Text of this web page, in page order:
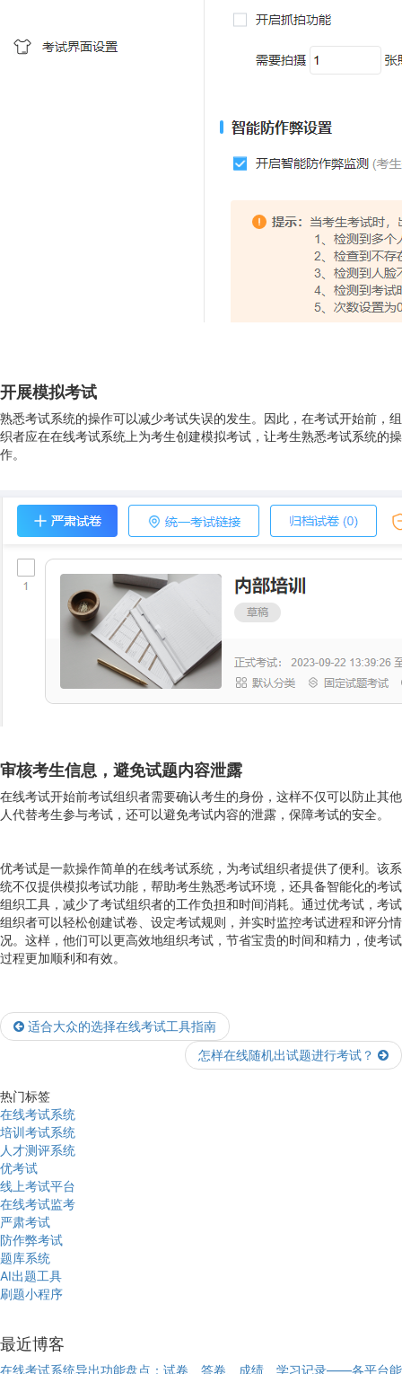
开展模拟考试
熟悉考试系统的操作可以减少考试失误的发生。因此，在考试开始前，组
织者应在在线考试系统上为考生创建模拟考试，让考生熟悉考试系统的操
作。
审核考生信息，避免试题内容泄露
在线考试开始前考试组织者需要确认考生的身份，这样不仅可以防止其他
人代替考生参与考试，还可以避免考试内容的泄露，保障考试的安全。
优考试是一款操作简单的在线考试系统，为考试组织者提供了便利。该系
统不仅提供模拟考试功能，帮助考生熟悉考试环境，还具备智能化的考试
组织工具，减少了考试组织者的工作负担和时间消耗。通过优考试，考试
组织者可以轻松创建试卷、设定考试规则，并实时监控考试进程和评分情
况。这样，他们可以更高效地组织考试，节省宝贵的时间和精力，使考试
过程更加顺利和有效。
适合大众的选择在线考试工具指南
怎样在线随机出试题进行考试？
热门标签
在线考试系统
培训考试系统
人才测评系统
优考试
线上考试平台
在线考试监考
严肃考试
防作弊考试
题库系统
AI出题工具
刷题小程序
最近博客
在线考试系统导出功能盘点：试卷、答卷、成绩、学习记录——各平台能